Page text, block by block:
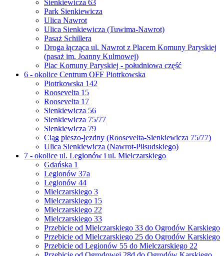
Sienkiewicza 63
Park Sienkiewicza
Ulica Nawrot
Ulica Sienkiewicza (Tuwima-Nawrot)
Pasaż Schillera
Droga łącząca ul. Nawrot z Placem Komuny Paryskiej
(pasaż im. Joanny Kulmowej)
Plac Komuny Paryskiej - południowa część
6 - okolice Centrum OFF Piotrkowska
Piotrkowska 142
Roosevelta 15
Roosevelta 17
Sienkiewicza 56
Sienkiewicza 75/77
Sienkiewicza 79
Ciąg pieszo-jezdny (Roosevelta-Sienkiewicza 75/77)
Ulica Sienkiewicza (Nawrot-Piłsudskiego)
7 - okolice ul. Legionów i ul. Mielczarskiego
Gdańska 1
Legionów 37a
Legionów 44
Mielczarskiego 3
Mielczarskiego 15
Mielczarskiego 22
Mielczarskiego 33
Przebicie od Mielczarskiego 33 do Ogrodów Karskiego
Przebicie od Mielczarskiego 25 do Ogrodów Karskiego
Przebicie od Legionów 55 do Mielczarskiego 22